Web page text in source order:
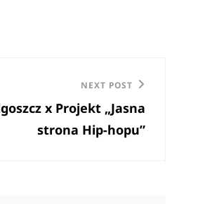
NEXT POST
x Projekt „Jasna
strona Hip-hopu”